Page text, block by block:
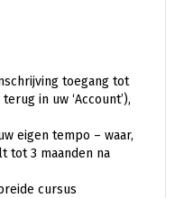
toegang tot
in uw ‘Account’),
eigen tempo – waar,
tot 3 maanden na
cursus